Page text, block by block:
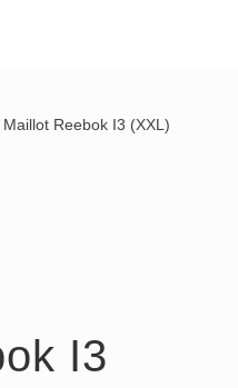
Reebok I3 (XXL)
I3